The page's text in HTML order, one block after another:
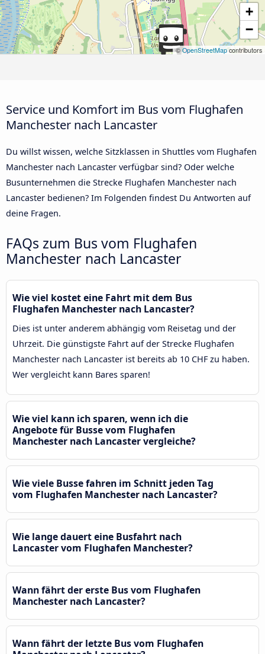
+
−
©OpenStreetMapcontributors
Service und Komfort im Bus vom Flughafen
Manchester nach Lancaster
Du willst wissen, welche Sitzklassen in Shuttles vom Flughafen
Manchester nach Lancaster verfügbar sind? Oder welche
Busunternehmen die Strecke Flughafen Manchester nach
Lancaster bedienen? Im Folgenden findest Du Antworten auf
deine Fragen.
FAQs zum Bus vom Flughafen
Manchester nach Lancaster
Wie viel kostet eine Fahrt mit dem Bus
Flughafen Manchester nach Lancaster?
Dies ist unter anderem abhängig vom Reisetag und der
Uhrzeit. Die günstigste Fahrt auf der Strecke Flughafen
Manchester nach Lancaster ist bereits ab 10 CHF zu haben.
Wer vergleicht kann Bares sparen!
Wie viel kann ich sparen, wenn ich die
Angebote für Busse vom Flughafen
Manchester nach Lancaster vergleiche?
Wie viele Busse fahren im Schnitt jeden Tag
vom Flughafen Manchester nach Lancaster?
Wie lange dauert eine Busfahrt nach
Lancaster vom Flughafen Manchester?
Wann fährt der erste Bus vom Flughafen
Manchester nach Lancaster?
Wann fährt der letzte Bus vom Flughafen